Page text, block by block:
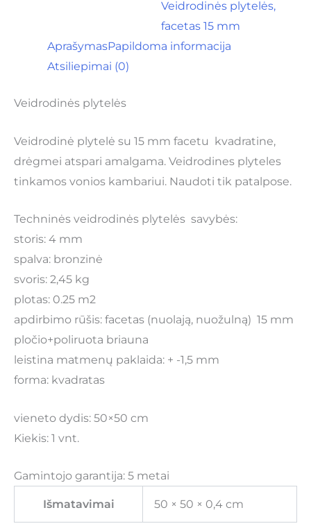
Veidrodinės plytelės,
facetas 15 mm
AprašymasPapildoma informacija
Atsiliepimai (0)
Veidrodinės plytelės
Veidrodinė plytelė su 15 mm facetu kvadratine,
drėgmei atspari amalgama. Veidrodines plyteles
tinkamos vonios kambariui. Naudoti tik patalpose.
Techninės veidrodinės plytelės savybės:
storis: 4 mm
spalva: bronzinė
svoris: 2,45 kg
plotas: 0.25 m2
apdirbimo rūšis: facetas (nuolają, nuožulną) 15 mm
pločio+poliruota briauna
leistina matmenų paklaida: + -1,5 mm
forma: kvadratas
vieneto dydis: 50×50 cm
Kiekis: 1 vnt.
Gamintojo garantija: 5 metai
Išmatavimai 50 × 50 × 0,4 cm